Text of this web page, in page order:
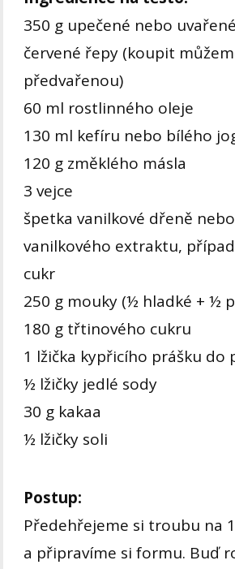
350 g upečené nebo
červené řepy (koupit
předvařenou)
60 ml rostlinného oleje
130 ml kefíru nebo bílého
120 g změklého másla
3 vejce
špetka vanilkové dřeně
vanilkového extraktu,
cukr
250 g mouky (½ hladké + ½
180 g třtinového cukru
1 lžička kypřicího prášku do
½ lžičky jedlé sody
30 g kakaa
½ lžičky soli
Postup:
Předehřejeme si troubu na
a připravíme si formu. Buď